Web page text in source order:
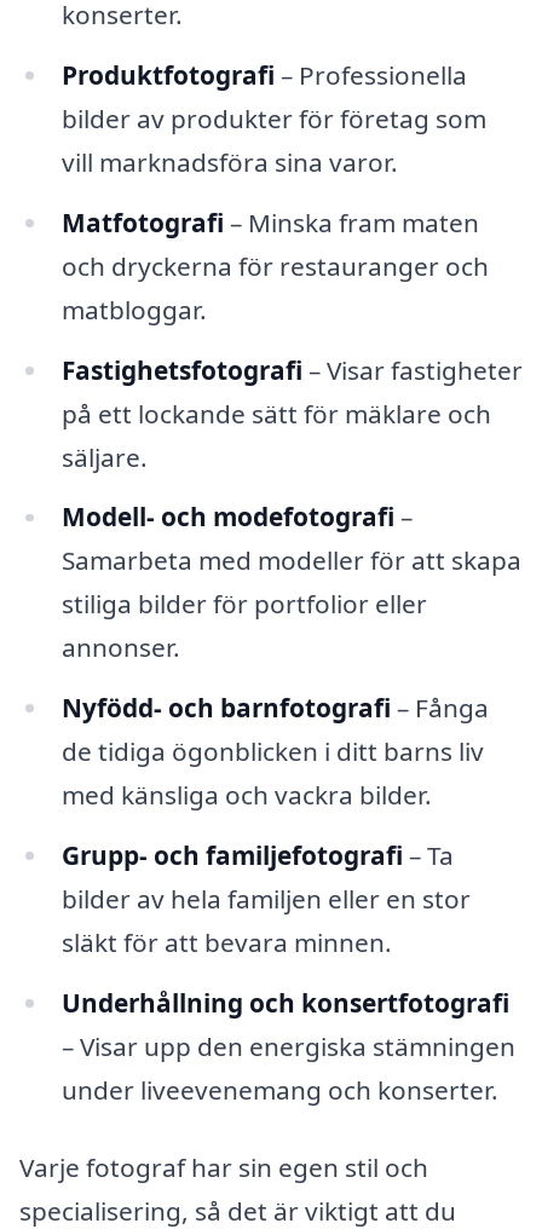
konserter.
Produktfotografi – Professionella
bilder av produkter för företag som
vill marknadsföra sina varor.
Matfotografi – Minska fram maten
och dryckerna för restauranger och
matbloggar.
Fastighetsfotografi – Visar fastigheter
på ett lockande sätt för mäklare och
säljare.
Modell- och modefotografi –
Samarbeta med modeller för att skapa
stiliga bilder för portfolior eller
annonser.
Nyfödd- och barnfotografi – Fånga
de tidiga ögonblicken i ditt barns liv
med känsliga och vackra bilder.
Grupp- och familjefotografi – Ta
bilder av hela familjen eller en stor
släkt för att bevara minnen.
Underhållning och konsertfotografi
– Visar upp den energiska stämningen
under liveevenemang och konserter.
Varje fotograf har sin egen stil och
specialisering, så det är viktigt att du